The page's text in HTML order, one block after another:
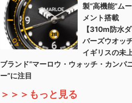
製“高機能”ム
メント搭載
【310m防水
バーズウオッチ
イギリスの未
ブランド“マーロウ・ウォッチ・カンパ
ー”に注目
＞＞＞もっと見る